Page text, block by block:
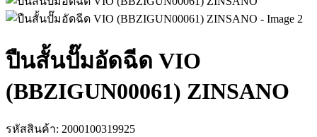
ปืนสั้นปั๊มอัดฉีด VIO
(BBZIGUN00061) ZINSANO
รหัสสินค้า: 2000100319925